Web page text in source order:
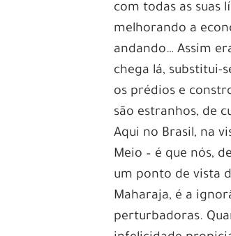
com todas as suas
melhorando a
andando… Assim
chega lá, substitui-
os prédios e
são estranhos, de
Aqui no Brasil, na
Meio – é que nós,
um ponto de vista
Maharaja, é a
perturbadoras.